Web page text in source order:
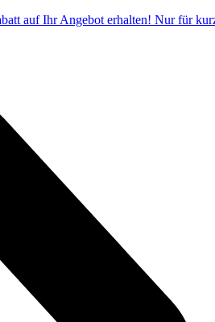
auf Ihr Angebot erhalten! Nur für